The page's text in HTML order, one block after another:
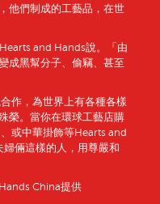
他們制成的工藝品，在世
and Hands說。「由
成黑幫分子、偷竊、甚至
作，為世界上有各種各樣
榮。當你在環球工藝店購
或中華掛飾等Hearts and
倆這樣的人，用尊嚴和
China提供